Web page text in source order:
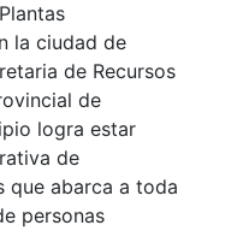
la ciudad de
de Recursos
de
logra estar
de
que abarca a toda
personas